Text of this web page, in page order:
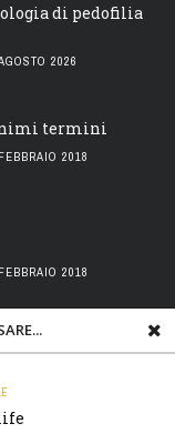
di pedofilia
2026
termini
2018
2018
megera e non